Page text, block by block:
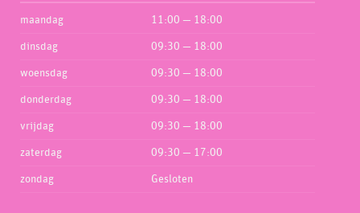
maandag 11:00 — 18:00
dinsdag 09:30 — 18:00
woensdag 09:30 — 18:00
donderdag 09:30 — 18:00
vrijdag 09:30 — 18:00
zaterdag 09:30 — 17:00
zondag Gesloten